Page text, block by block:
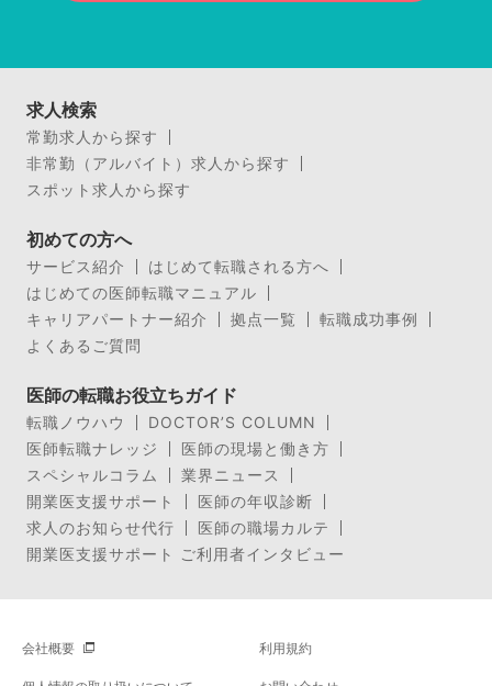
求人検索
常勤求人から探す
非常勤（アルバイト）求人から探す
スポット求人から探す
初めての方へ
サービス紹介
はじめて転職される方へ
はじめての医師転職マニュアル
キャリアパートナー紹介
拠点一覧
転職成功事例
よくあるご質問
医師の転職お役立ちガイド
転職ノウハウ
DOCTOR’S COLUMN
医師転職ナレッジ
医師の現場と働き方
スペシャルコラム
業界ニュース
開業医支援サポート
医師の年収診断
求人のお知らせ代行
医師の職場カルテ
開業医支援サポート ご利用者インタビュー
会社概要 利用規約